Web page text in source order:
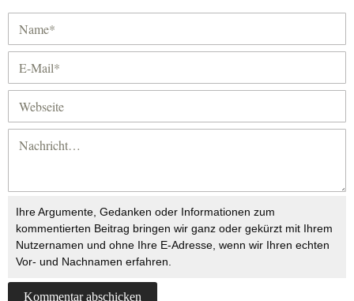
Ihre Argumente, Gedanken oder Informationen zum
kommentierten Beitrag bringen wir ganz oder gekürzt mit Ihrem
Nutzernamen und ohne Ihre E-Adresse, wenn wir Ihren echten
Vor- und Nachnamen erfahren.